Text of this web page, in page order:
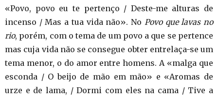
«Povo, povo eu te pertenço / Deste-me alturas de
incenso / Mas a tua vida não». No Povo que lavas no
rio, porém, com o tema de um povo a que se pertence
mas cuja vida não se consegue obter entrelaça-se um
tema menor, o do amor entre homens. A «malga que
esconda / O beijo de mão em mão» e «Aromas de
urze e de lama, / Dormi com eles na cama / Tive a